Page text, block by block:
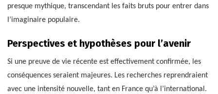
presque mythique, transcendant les faits bruts pour entrer dans
l’imaginaire populaire.
Perspectives et hypothèses pour l’avenir
Si une preuve de vie récente est effectivement confirmée, les
conséquences seraient majeures. Les recherches reprendraient
avec une intensité nouvelle, tant en France qu’à l’international.